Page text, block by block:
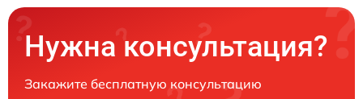
Нужна консультация?
Закажите бесплатную консультацию